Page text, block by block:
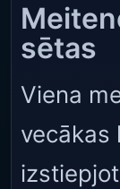
sētas
Viena
vecākas